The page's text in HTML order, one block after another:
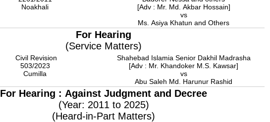
Noakhali
[Adv : Mr. Md. Akbar Hossain]
vs
Ms. Asiya Khatun and Others
For Hearing
(Service Matters)
Civil Revision
503/2023
Cumilla
Shahebad Islamia Senior Dakhil Madrasha
[Adv : Mr. Khandoker M.S. Kawsar]
vs
Abu Saleh Md. Harunur Rashid
For Hearing : Against Judgment and Decree
(Year: 2011 to 2025)
(Heard-in-Part Matters)